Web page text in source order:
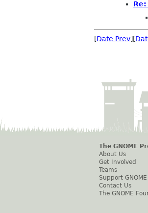
[Date Prev][
The GNOME
About Us
Get Involved
Teams
Support GNOME
Contact Us
The GNOME